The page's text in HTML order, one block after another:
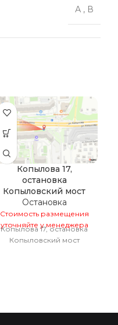
А , В
Копылова 17,
остановка
Копыловский мост
Остановка
Стоимость размещения
уточняйте у менеджера
Копылова 17, остановка
Копыловский мост